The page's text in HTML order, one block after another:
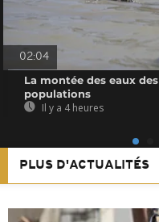
02:04
La montée des eaux
populations
Il y a 4 heures
PLUS D'ACTUALITÉS